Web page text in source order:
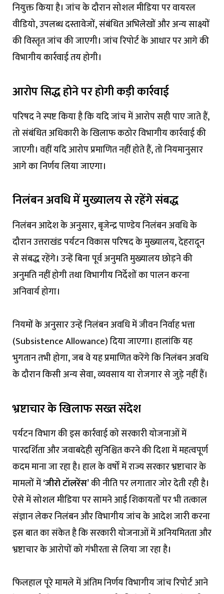
नियुक्त किया है। जांच के दौरान सोशल मीडिया पर वायरल
वीडियो, उपलब्ध दस्तावेजों, संबंधित अभिलेखों और अन्य साक्ष्यों
की विस्तृत जांच की जाएगी। जांच रिपोर्ट के आधार पर आगे की
विभागीय कार्रवाई तय होगी।
आरोप सिद्ध होने पर होगी कड़ी कार्रवाई
परिषद ने स्पष्ट किया है कि यदि जांच में आरोप सही पाए जाते हैं,
तो संबंधित अधिकारी के खिलाफ कठोर विभागीय कार्रवाई की
जाएगी। वहीं यदि आरोप प्रमाणित नहीं होते हैं, तो नियमानुसार
आगे का निर्णय लिया जाएगा।
निलंबन अवधि में मुख्यालय से रहेंगे संबद्ध
निलंबन आदेश के अनुसार, बृजेन्द्र पाण्डेय निलंबन अवधि के
दौरान उत्तराखंड पर्यटन विकास परिषद के मुख्यालय, देहरादून
से संबद्ध रहेंगे। उन्हें बिना पूर्व अनुमति मुख्यालय छोड़ने की
अनुमति नहीं होगी तथा विभागीय निर्देशों का पालन करना
अनिवार्य होगा।
नियमों के अनुसार उन्हें निलंबन अवधि में जीवन निर्वाह भत्ता
(Subsistence Allowance) दिया जाएगा। हालांकि यह
भुगतान तभी होगा, जब वे यह प्रमाणित करेंगे कि निलंबन अवधि
के दौरान किसी अन्य सेवा, व्यवसाय या रोजगार से जुड़े नहीं हैं।
भ्रष्टाचार के खिलाफ सख्त संदेश
पर्यटन विभाग की इस कार्रवाई को सरकारी योजनाओं में
पारदर्शिता और जवाबदेही सुनिश्चित करने की दिशा में महत्वपूर्ण
कदम माना जा रहा है। हाल के वर्षों में राज्य सरकार भ्रष्टाचार के
मामलों में‘जीरो टॉलरेंस’की नीति पर लगातार जोर देती रही है।
ऐसे में सोशल मीडिया पर सामने आई शिकायतों पर भी तत्काल
संज्ञान लेकर निलंबन और विभागीय जांच के आदेश जारी करना
इस बात का संकेत है कि सरकारी योजनाओं में अनियमितता और
भ्रष्टाचार के आरोपों को गंभीरता से लिया जा रहा है।
फिलहाल पूरे मामले में अंतिम निर्णय विभागीय जांच रिपोर्ट आने